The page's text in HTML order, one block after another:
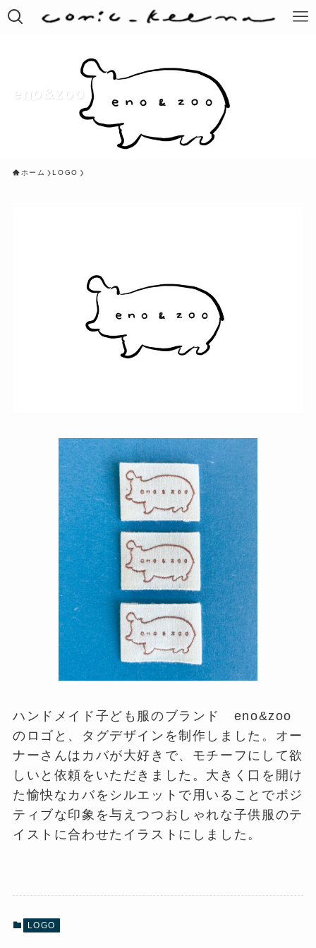
eno&zoo
ホーム LOGO
ハンドメイド子ども服のブランド eno&zoo
のロゴと、タグデザインを制作しました。オー
ナーさんはカバが大好きで、モチーフにして欲
しいと依頼をいただきました。大きく口を開け
た愉快なカバをシルエットで用いることでポジ
ティブな印象を与えつつおしゃれな子供服のテ
イストに合わせたイラストにしました。
LOGO